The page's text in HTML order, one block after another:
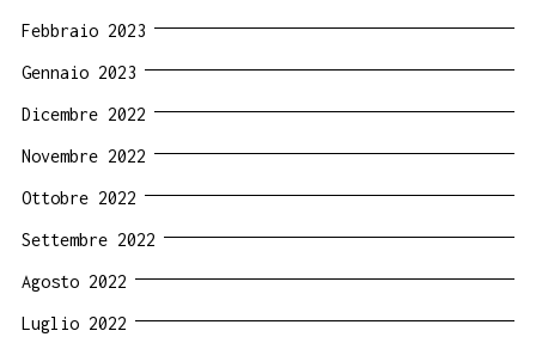
Febbraio 2023
Gennaio 2023
Dicembre 2022
Novembre 2022
Ottobre 2022
Settembre 2022
Agosto 2022
Luglio 2022